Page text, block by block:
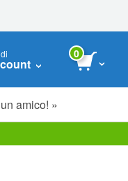
0
amico! »